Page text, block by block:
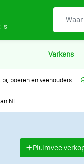
Varkens
bij boeren en veehouders
NL
Pluimvee